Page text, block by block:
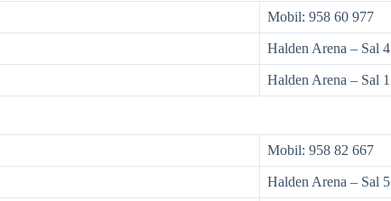
Mobil: 958 60 977
Halden Arena – Sal 4
Halden Arena – Sal 1
Mobil: 958 82 667
Halden Arena – Sal 5